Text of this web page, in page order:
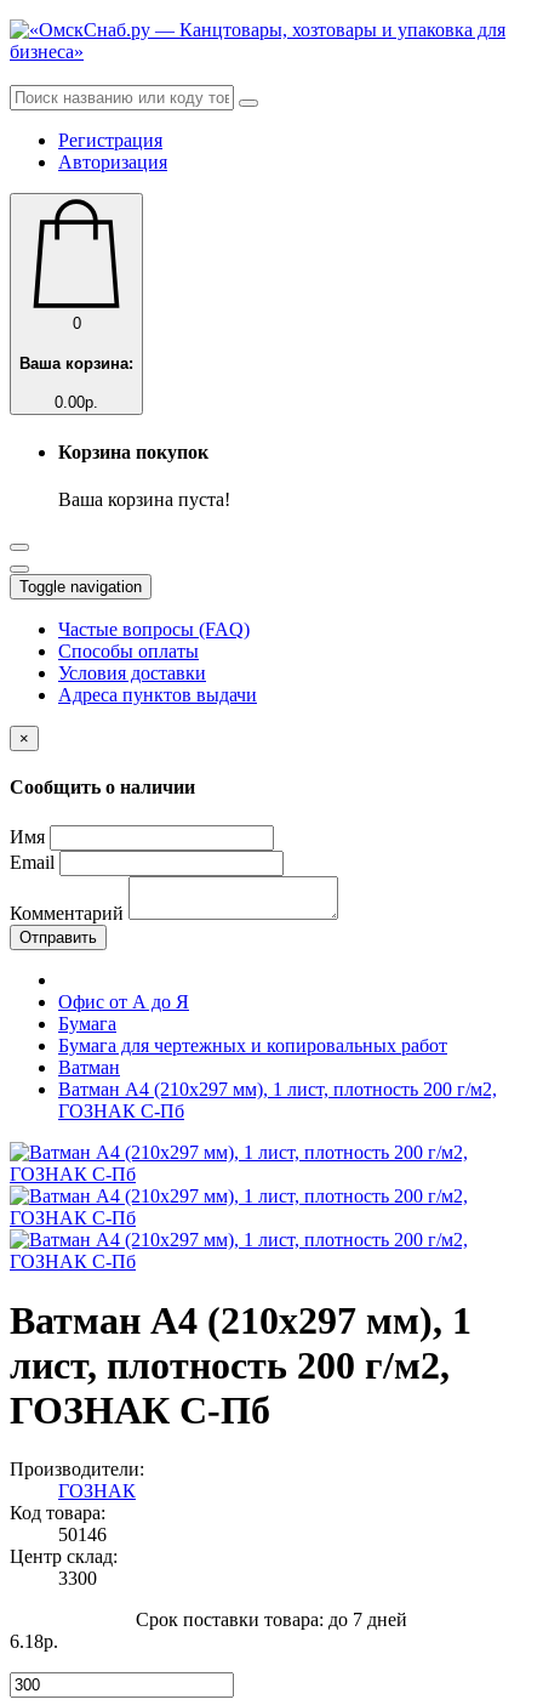
Регистрация
Авторизация
0
Ваша корзина:
0.00р.
Корзина покупок
Ваша корзина пуста!
Toggle navigation
Частые вопросы (FAQ)
Способы оплаты
Условия доставки
Адреса пунктов выдачи
×
Сообщить о наличии
Имя
Email
Комментарий
Отправить
Офис от А до Я
Бумага
Бумага для чертежных и копировальных работ
Ватман
Ватман А4 (210х297 мм), 1 лист, плотность 200 г/м2,
ГОЗНАК С-Пб
Ватман А4 (210х297 мм), 1
лист, плотность 200 г/м2,
ГОЗНАК С-Пб
Производители:
ГОЗНАК
Код товара:
50146
Центр склад:
3300
Срок поставки товара: до 7 дней
6.18р.